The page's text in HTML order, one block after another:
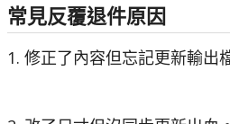
常見反覆退件原因
1. 修正了內容但忘記更新輸出